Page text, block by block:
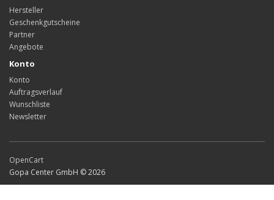
Hersteller
Geschenkgutscheine
Partner
Angebote
Konto
Konto
Auftragsverlauf
Wunschliste
Newsletter
OpenCart
Gopa Center GmbH © 2026